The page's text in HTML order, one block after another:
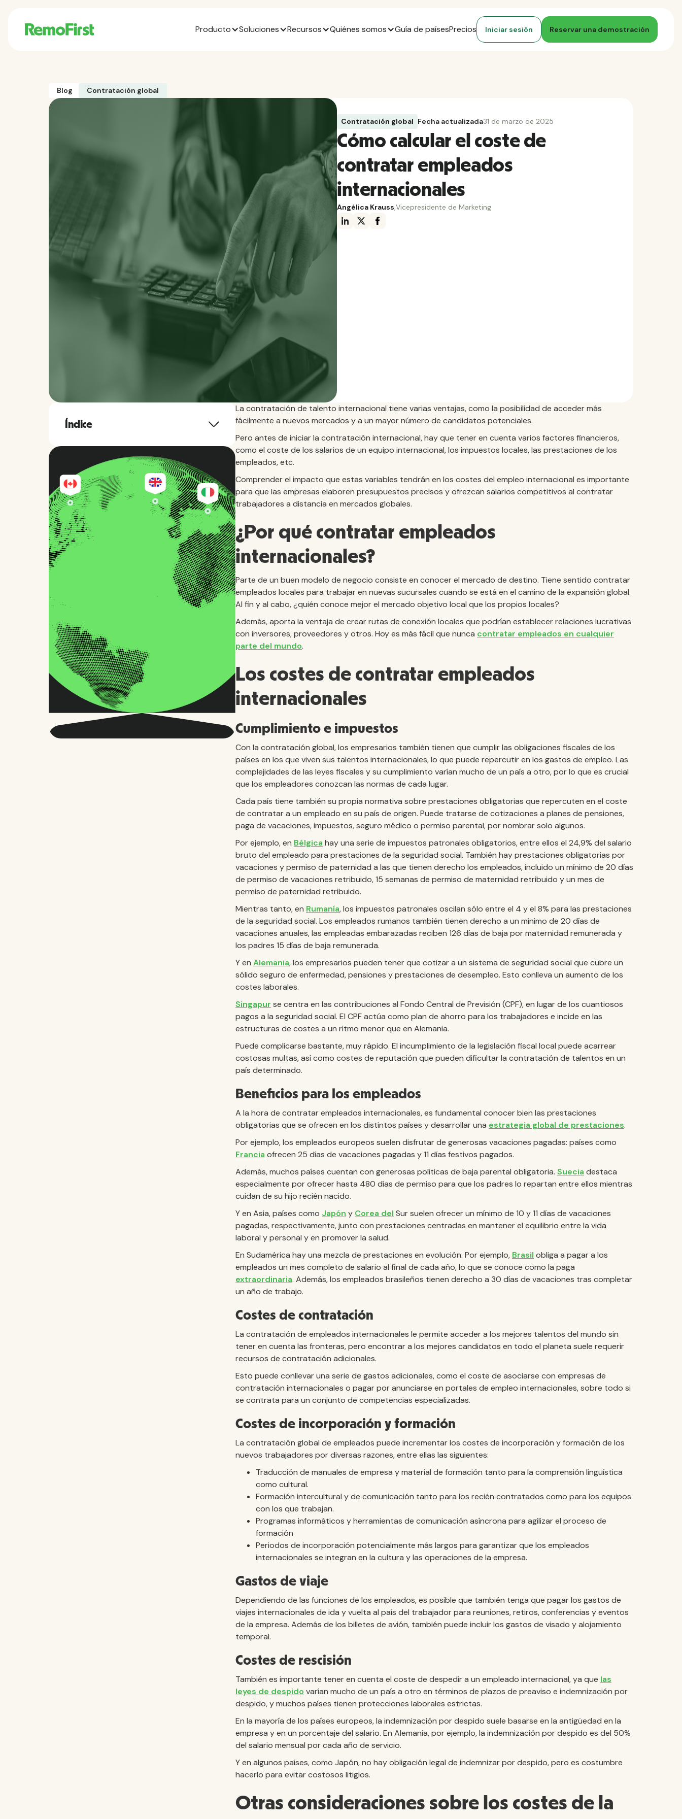
Producto Soluciones Recursos Quiénes somos Guía de paísesPrecios Iniciar sesión Reservar una demostración
Blog Contratación global
Contratación global Fecha actualizada31 de marzo de 2025
Cómo calcular el coste de
contratar empleados
internacionales
Angélica Krauss,Vicepresidente de Marketing
Índice
La contratación de talento internacional tiene varias ventajas, como la posibilidad de acceder más
fácilmente a nuevos mercados y a un mayor número de candidatos potenciales.
Pero antes de iniciar la contratación internacional, hay que tener en cuenta varios factores financieros,
como el coste de los salarios de un equipo internacional, los impuestos locales, las prestaciones de los
empleados, etc.
Comprender el impacto que estas variables tendrán en los costes del empleo internacional es importante
para que las empresas elaboren presupuestos precisos y ofrezcan salarios competitivos al contratar
trabajadores a distancia en mercados globales.
¿Por qué contratar empleados
internacionales?
Parte de un buen modelo de negocio consiste en conocer el mercado de destino. Tiene sentido contratar
empleados locales para trabajar en nuevas sucursales cuando se está en el camino de la expansión global.
Al fin y al cabo, ¿quién conoce mejor el mercado objetivo local que los propios locales?
Además, aporta la ventaja de crear rutas de conexión locales que podrían establecer relaciones lucrativas
con inversores, proveedores y otros. Hoy es más fácil que nunca contratar empleados en cualquier
parte del mundo.
Los costes de contratar empleados
internacionales
Cumplimiento e impuestos
Con la contratación global, los empresarios también tienen que cumplir las obligaciones fiscales de los
países en los que viven sus talentos internacionales, lo que puede repercutir en los gastos de empleo. Las
complejidades de las leyes fiscales y su cumplimiento varían mucho de un país a otro, por lo que es crucial
que los empleadores conozcan las normas de cada lugar.
Cada país tiene también su propia normativa sobre prestaciones obligatorias que repercuten en el coste
de contratar a un empleado en su país de origen. Puede tratarse de cotizaciones a planes de pensiones,
paga de vacaciones, impuestos, seguro médico o permiso parental, por nombrar solo algunos.
Por ejemplo, en Bélgica hay una serie de impuestos patronales obligatorios, entre ellos el 24,9% del salario
bruto del empleado para prestaciones de la seguridad social. También hay prestaciones obligatorias por
vacaciones y permiso de paternidad a las que tienen derecho los empleados, incluido un mínimo de 20 días
de permiso de vacaciones retribuido, 15 semanas de permiso de maternidad retribuido y un mes de
permiso de paternidad retribuido.
Mientras tanto, en Rumanía, los impuestos patronales oscilan sólo entre el 4 y el 8% para las prestaciones
de la seguridad social. Los empleados rumanos también tienen derecho a un mínimo de 20 días de
vacaciones anuales, las empleadas embarazadas reciben 126 días de baja por maternidad remunerada y
los padres 15 días de baja remunerada.
Y en Alemania, los empresarios pueden tener que cotizar a un sistema de seguridad social que cubre un
sólido seguro de enfermedad, pensiones y prestaciones de desempleo. Esto conlleva un aumento de los
costes laborales.
Singapur se centra en las contribuciones al Fondo Central de Previsión (CPF), en lugar de los cuantiosos
pagos a la seguridad social. El CPF actúa como plan de ahorro para los trabajadores e incide en las
estructuras de costes a un ritmo menor que en Alemania.
Puede complicarse bastante, muy rápido. El incumplimiento de la legislación fiscal local puede acarrear
costosas multas, así como costes de reputación que pueden dificultar la contratación de talentos en un
país determinado.
Beneficios para los empleados
A la hora de contratar empleados internacionales, es fundamental conocer bien las prestaciones
obligatorias que se ofrecen en los distintos países y desarrollar una estrategia global de prestaciones.
Por ejemplo, los empleados europeos suelen disfrutar de generosas vacaciones pagadas: países como
Francia ofrecen 25 días de vacaciones pagadas y 11 días festivos pagados.
Además, muchos países cuentan con generosas políticas de baja parental obligatoria. Suecia destaca
especialmente por ofrecer hasta 480 días de permiso para que los padres lo repartan entre ellos mientras
cuidan de su hijo recién nacido.
Y en Asia, países como Japón y Corea del Sur suelen ofrecer un mínimo de 10 y 11 días de vacaciones
pagadas, respectivamente, junto con prestaciones centradas en mantener el equilibrio entre la vida
laboral y personal y en promover la salud.
En Sudamérica hay una mezcla de prestaciones en evolución. Por ejemplo, Brasil obliga a pagar a los
empleados un mes completo de salario al final de cada año, lo que se conoce como la paga
extraordinaria. Además, los empleados brasileños tienen derecho a 30 días de vacaciones tras completar
un año de trabajo.
Costes de contratación
La contratación de empleados internacionales le permite acceder a los mejores talentos del mundo sin
tener en cuenta las fronteras, pero encontrar a los mejores candidatos en todo el planeta suele requerir
recursos de contratación adicionales.
Esto puede conllevar una serie de gastos adicionales, como el coste de asociarse con empresas de
contratación internacionales o pagar por anunciarse en portales de empleo internacionales, sobre todo si
se contrata para un conjunto de competencias especializadas.
Costes de incorporación y formación
La contratación global de empleados puede incrementar los costes de incorporación y formación de los
nuevos trabajadores por diversas razones, entre ellas las siguientes:
Traducción de manuales de empresa y material de formación tanto para la comprensión lingüística
como cultural.
Formación intercultural y de comunicación tanto para los recién contratados como para los equipos
con los que trabajan.
Programas informáticos y herramientas de comunicación asíncrona para agilizar el proceso de
formación
Periodos de incorporación potencialmente más largos para garantizar que los empleados
internacionales se integran en la cultura y las operaciones de la empresa.
Gastos de viaje
Dependiendo de las funciones de los empleados, es posible que también tenga que pagar los gastos de
viajes internacionales de ida y vuelta al país del trabajador para reuniones, retiros, conferencias y eventos
de la empresa. Además de los billetes de avión, también puede incluir los gastos de visado y alojamiento
temporal.
Costes de rescisión
También es importante tener en cuenta el coste de despedir a un empleado internacional, ya que las
leyes de despido varían mucho de un país a otro en términos de plazos de preaviso e indemnización por
despido, y muchos países tienen protecciones laborales estrictas.
En la mayoría de los países europeos, la indemnización por despido suele basarse en la antigüedad en la
empresa y en un porcentaje del salario. En Alemania, por ejemplo, la indemnización por despido es del 50%
del salario mensual por cada año de servicio.
Y en algunos países, como Japón, no hay obligación legal de indemnizar por despido, pero es costumbre
hacerlo para evitar costosos litigios.
Otras consideraciones sobre los costes de la